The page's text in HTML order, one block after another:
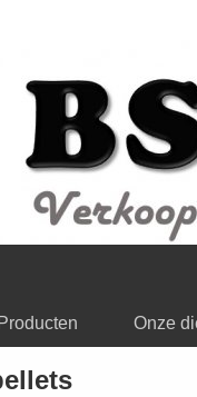
Producten Onze